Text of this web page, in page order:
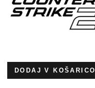
DODAJ V KOŠARICO